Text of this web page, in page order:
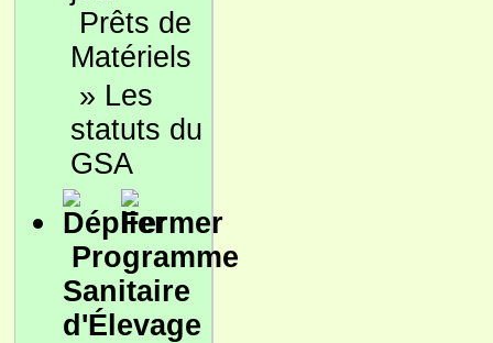
Prêts de
Matériels
» Les
statuts du
GSA
Programme
Sanitaire
d'Élevage